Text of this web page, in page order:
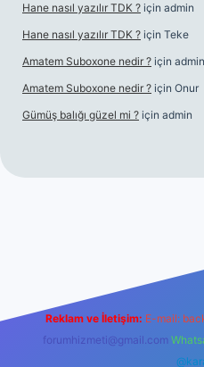
Hane nasıl yazılır TDK ? için admin
Hane nasıl yazılır TDK ? için Teke
Amatem Suboxone nedir ? için admin
Amatem Suboxone nedir ? için Onur
Gümüş balığı güzel mi ? için admin
Reklam ve İletişim: E-mail:
forumhizmeti@gmail.com